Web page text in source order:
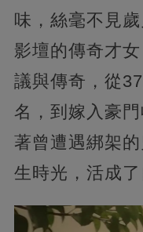
味，絲毫不見
影壇的傳奇才
議與傳奇，從
名，到嫁入豪
著曾遭遇綁架
生時光，活成了